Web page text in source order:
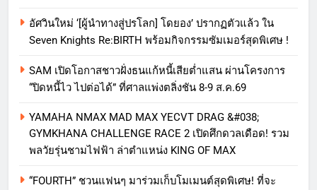
อัศวินใหม่ ‘[ผู้นำทางสู่ปรโลก] โดยอง’ ปรากฏตัวแล้ว ใน
Seven Knights Re:BIRTH พร้อมกิจกรรมซัมเมอร์สุดพิเศษ !
SAM เปิดโอกาสชาวฝั่งธนแก้หนี้เสียต่ำแสน ผ่านโครงการ
“ปิดหนี้ไว ไปต่อได้” ที่ศาลแพ่งตลิ่งชัน 8-9 ส.ค.69
YAMAHA NMAX MAD MAX YECVT DRAG &#038;
GYMKHANA CHALLENGE RACE 2 เปิดศึกดวลเดือด! รวม
พลวัยรุ่นชามไฟฟ้า ล่าตำแหน่ง KING OF MAX
“FOURTH” ชวนแฟนๆ มาร่วมเก็บโมเมนต์สุดพิเศษ! ที่จะ